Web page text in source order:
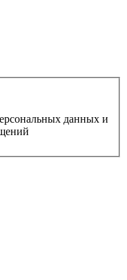
данных и